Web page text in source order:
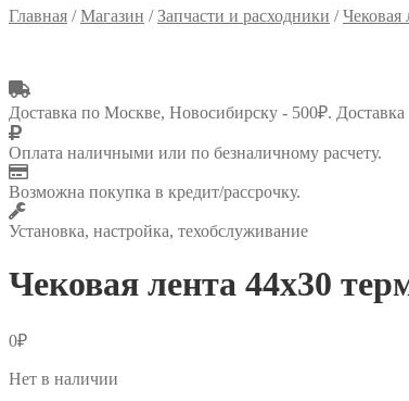
Главная /Магазин /Запчасти и расходники /Чековая
Доставка по Москве, Новосибирску - 500₽. Доставка
Оплата наличными или по безналичному расчету.
Возможна покупка в кредит/рассрочку.
Установка, настройка, техобслуживание
Чековая лента 44х30
0₽
Нет в наличии